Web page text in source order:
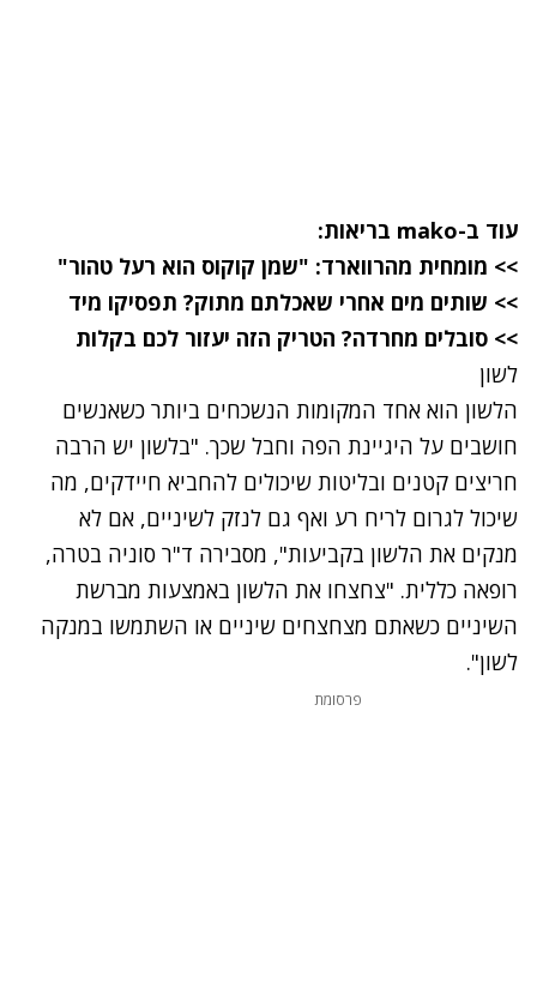
עוד ב-mako בריאות
:
>> מומחית מהרווארד: "שמן קוקוס הוא רעל טהור"
>> שותים מים אחרי שאכלתם מתוק? תפסיקו מיד
>> סובלים מחרדה? הטריק הזה יעזור לכם בקלות
לשון
הלשון הוא אחד המקומות הנשכחים ביותר כשאנשים
חושבים על היגיינת הפה וחבל שכך. "בלשון יש הרבה
חריצים קטנים ובליטות שיכולים להחביא חיידקים, מה
שיכול לגרום לריח רע ואף גם לנזק לשיניים, אם לא
מנקים את הלשון בקביעות", מסבירה ד"ר סוניה בטרה,
רופאה כללית. "צחצחו את הלשון באמצעות מברשת
השיניים כשאתם מצחצחים שיניים או השתמשו במנקה
לשון".
פרסומת